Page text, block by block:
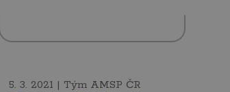
5. 3. 2021 | Tým AMSP ČR